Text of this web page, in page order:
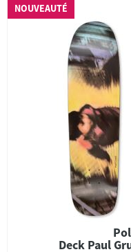
NOUVEAUTÉ
Deck Paul